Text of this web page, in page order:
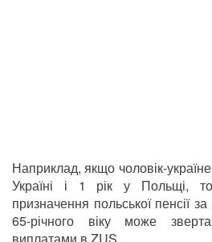
Наприклад, якщо чоловік-
Україні і 1 рік у Польщі,
призначення польської пенсії
65-річного віку може